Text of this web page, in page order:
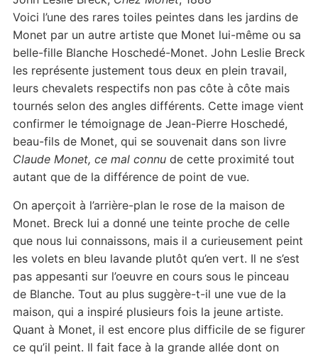
Voici l’une des rares toiles peintes dans les jardins de
Monet par un autre artiste que Monet lui-même ou sa
belle-fille Blanche Hoschedé-Monet. John Leslie Breck
les représente justement tous deux en plein travail,
leurs chevalets respectifs non pas côte à côte mais
tournés selon des angles différents. Cette image vient
confirmer le témoignage de Jean-Pierre Hoschedé,
beau-fils de Monet, qui se souvenait dans son livre
Claude Monet, ce mal connude cette proximité tout
autant que de la différence de point de vue.
On aperçoit à l’arrière-plan le rose de la maison de
Monet. Breck lui a donné une teinte proche de celle
que nous lui connaissons, mais il a curieusement peint
les volets en bleu lavande plutôt qu’en vert. Il ne s’est
pas appesanti sur l’oeuvre en cours sous le pinceau
de Blanche. Tout au plus suggère-t-il une vue de la
maison, qui a inspiré plusieurs fois la jeune artiste.
Quant à Monet, il est encore plus difficile de se figurer
ce qu’il peint. Il fait face à la grande allée dont on